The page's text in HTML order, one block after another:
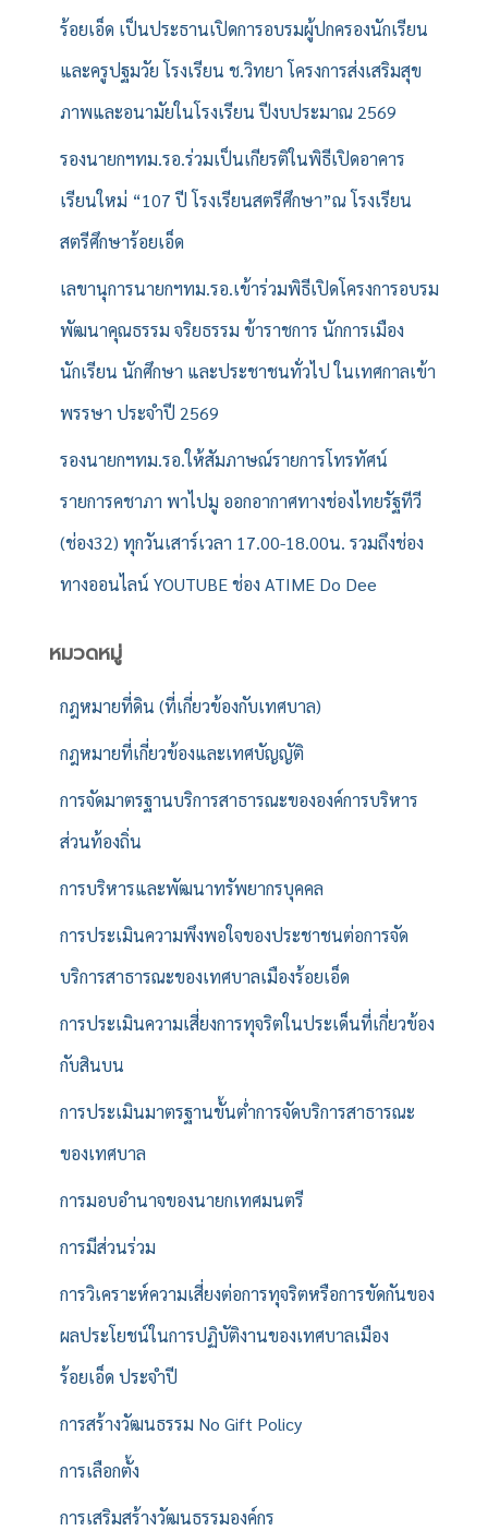
ร้อยเอ็ด เป็นประธานเปิดการอบรมผู้ปกครองนักเรียน
และครูปฐมวัย โรงเรียน ช.วิทยา โครงการส่งเสริมสุข
ภาพและอนามัยในโรงเรียน ปีงบประมาณ 2569
รองนายกฯทม.รอ.ร่วมเป็นเกียรติในพิธีเปิดอาคาร
เรียนใหม่ “107 ปี โรงเรียนสตรีศึกษา”ณ โรงเรียน
สตรีศึกษาร้อยเอ็ด
เลขานุการนายกฯทม.รอ.เข้าร่วมพิธีเปิดโครงการอบรม
พัฒนาคุณธรรม จริยธรรม ข้าราชการ นักการเมือง
นักเรียน นักศึกษา และประชาชนทั่วไป ในเทศกาลเข้า
พรรษา ประจำปี 2569
รองนายกฯทม.รอ.ให้สัมภาษณ์รายการโทรทัศน์
รายการคชาภา พาไปมู ออกอากาศทางช่องไทยรัฐทีวี
(ช่อง32) ทุกวันเสาร์เวลา 17.00-18.00น. รวมถึงช่อง
ทางออนไลน์ YOUTUBE ช่อง ATIME Do Dee
หมวดหมู่
กฎหมายที่ดิน (ที่เกี่ยวข้องกับเทศบาล)
กฎหมายที่เกี่ยวข้องและเทศบัญญัติ
การจัดมาตรฐานบริการสาธารณะขององค์การบริหาร
ส่วนท้องถิ่น
การบริหารและพัฒนาทรัพยากรบุคคล
การประเมินความพึงพอใจของประชาชนต่อการจัด
บริการสาธารณะของเทศบาลเมืองร้อยเอ็ด
การประเมินความเสี่ยงการทุจริตในประเด็นที่เกี่ยวข้อง
กับสินบน
การประเมินมาตรฐานขั้นต่ำการจัดบริการสาธารณะ
ของเทศบาล
การมอบอำนาจของนายกเทศมนตรี
การมีส่วนร่วม
การวิเคราะห์ความเสี่ยงต่อการทุจริตหรือการขัดกันของ
ผลประโยชน์ในการปฏิบัติงานของเทศบาลเมือง
ร้อยเอ็ด ประจำปี
การสร้างวัฒนธรรม No Gift Policy
การเลือกตั้ง
การเสริมสร้างวัฒนธรรมองค์กร